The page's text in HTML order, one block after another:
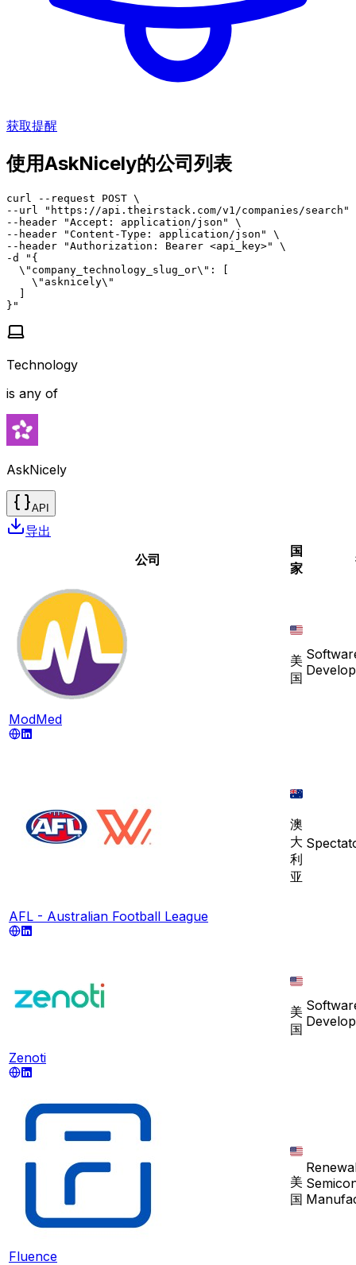
获取提醒
使用AskNicely的公司列表
curl --request POST \
--url "https://api.theirstack.com/v1/companies/search"
--header "Accept: application/json" \
--header "Content-Type: application/json" \
--header "Authorization: Bearer <api_key>" \
-d "{
  \"company_technology_slug_or\": [
    \"asknicely\"
  ]
}"
Technology
is any of
AskNicely
API
导出
公司
国
家
ModMed
美
国
AFL - Australian Football League
澳
大
利
亚
Zenoti
美
国
Fluence
美
国